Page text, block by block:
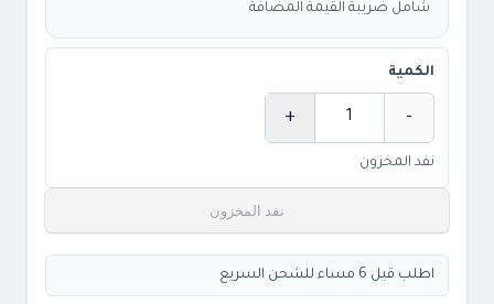
شامل ضريبة القيمة المضافة
الكمية
-
+
نفد المخزون
نفد المخزون
اطلب قبل 6 مساء للشحن السريع